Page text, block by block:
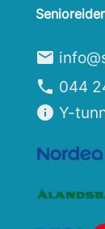
mail
phone 044
info Y-